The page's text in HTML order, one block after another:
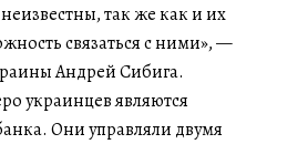
так же как и их
связаться с ними», —
Андрей Сибига.
украинцев являются
Они управляли двумя